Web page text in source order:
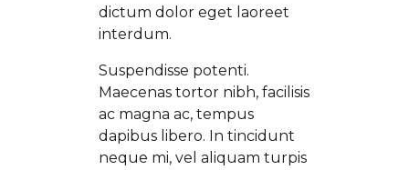
dictum dolor eget laoreet
interdum.
Suspendisse potenti.
Maecenas tortor nibh, facilisis
ac magna ac, tempus
dapibus libero. In tincidunt
neque mi, vel aliquam turpis